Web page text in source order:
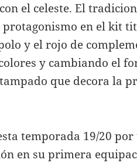
el celeste. El
en el kit
y el rojo de
y cambiando el
que decora la
temporada 19/20
en su primera